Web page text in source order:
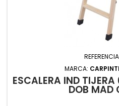
MARCA:
ESCALERA IND
DOB MAD